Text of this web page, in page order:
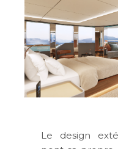
Le design